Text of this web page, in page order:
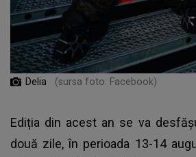
Delia (sursa foto: Facebook)
Ediția din acest an se va
două zile, în perioada 13-14